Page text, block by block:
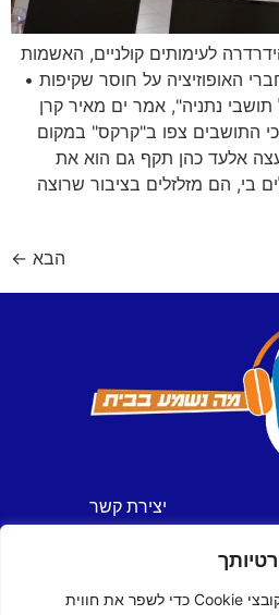
באתר זה אנו משתמשים בקובצי Cookie כדי לשפר את חווית
לעימותים קולניים, האשמות
האופוזיציה על חוסר שקיפות •
נתניה", אמר ים מאיר קרן
כי התושבים צפו ב"קרקס" במקום
אלעד כהן תקף גם הוא את
בי, הם מזלזלים בציבור שרוצה
הבא ←
יצירת קשר
הצהרת נגישות